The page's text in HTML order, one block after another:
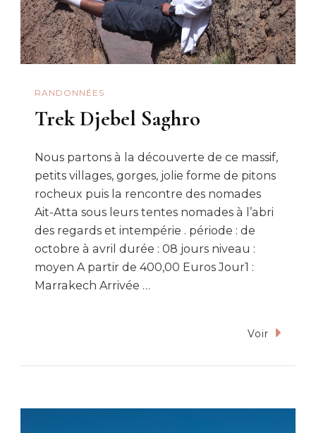
RANDONNÉES
Trek Djebel Saghro
Nous partons à la découverte de ce massif,
petits villages, gorges, jolie forme de pitons
rocheux puis la rencontre des nomades
Ait-Atta sous leurs tentes nomades à l’abri
des regards et intempérie . période : de
octobre à avril durée : 08 jours niveau :
moyen A partir de 400,00 Euros Jour1 :
Marrakech Arrivée …
Voir